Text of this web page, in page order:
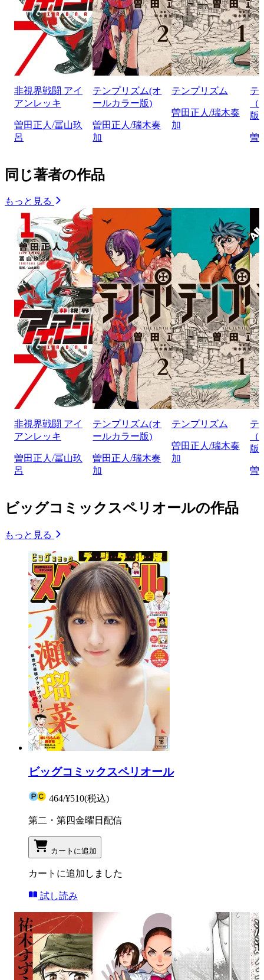
非視界戦闘 アイ
アンレッキ
曽田正人/冨山玖
呂
テンプリズム(オ
ールカラー版)
曽田正人/瑞木奏
加
テンプリズム
曽田正人/瑞木奏
加
テ
版
曽
同じ著者の作品
もっと見る
非視界戦闘 アイ
アンレッキ
曽田正人/冨山玖
呂
テンプリズム(オ
ールカラー版)
曽田正人/瑞木奏
加
テンプリズム
曽田正人/瑞木奏
加
テ
版
曽
ビッグコミックスペリオールの作品
もっと見る
ビッグコミックスペリオール
464/¥510(税込)
第二・第四金曜日配信
カートに追加
カートに追加しました
試し読み